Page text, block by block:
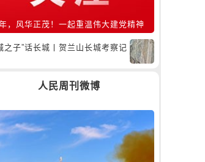
，风华正茂！一起重温伟大建党精神
之子”话长城丨贺兰山长城考察记
人民周刊微博